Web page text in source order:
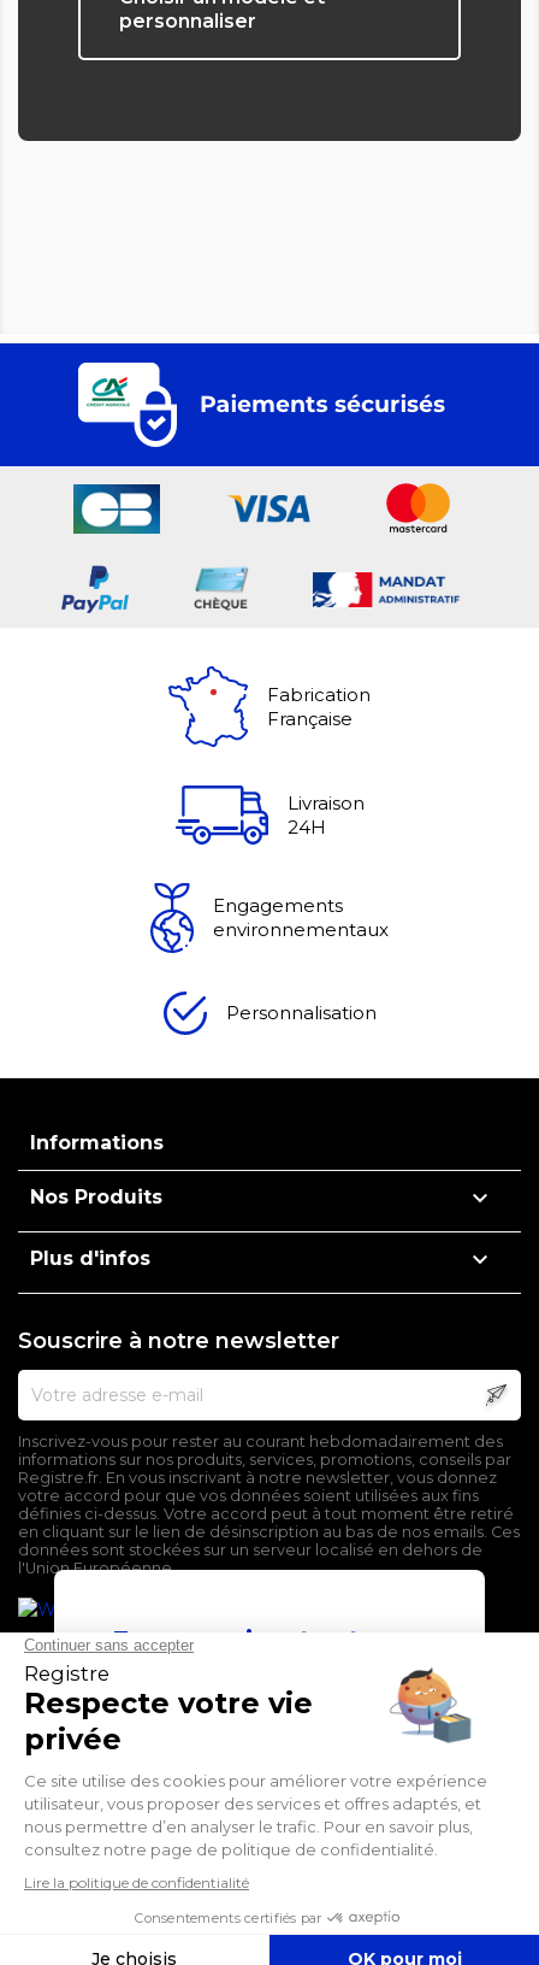
personnaliser
Fabrication
Française
Livraison
24H
Engagements
environnementaux
Personnalisation
Informations
Nos Produits 
Plus d'infos 
Souscrire à notre newsletter
Inscrivez-vous pour rester au courant hebdomadairement des
informations sur nos produits, services, promotions, conseils par
Registre.fr. En vous inscrivant à notre newsletter, vous donnez
votre accord pour que vos données soient utilisées aux fins
définies ci-dessus. Votre accord peut à tout moment être retiré
en cliquant sur le lien de désinscription au bas de nos emails. Ces
données sont stockées sur un serveur localisé en dehors de
l'Union Européenne.
En poursuivant votre
navigation sur ce site,
vous devez accepter
l’utilisation et l'écriture
de Cookies.
J'accepte
En savoir plus
Conditions générales de vente
Politique de confidentialité
FacebookTwitter